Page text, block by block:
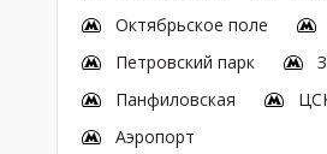
Октябрьское поле
Петровский парк
Панфиловская
Аэропорт